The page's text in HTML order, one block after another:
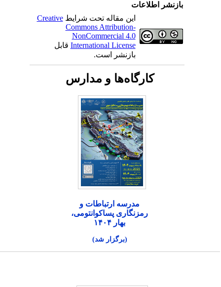
بازنشر اطلاعات
این مقاله تحت شرایطCreative
Commons Attribution-
NonCommercial 4.0
International Licenseقابل
بازنشر است.
کارگاه‌ها و مدارس
مدرسه ارتباطات و
رمزنگاری پساکوانتومی،
بهار ۱۴۰۴
(برگزار شد)